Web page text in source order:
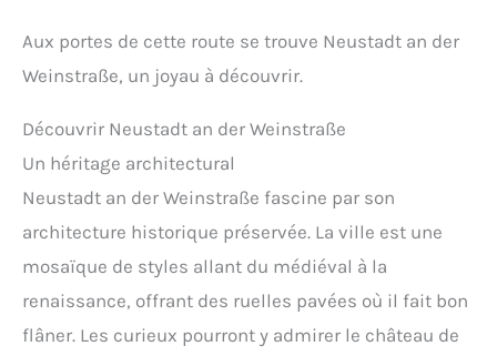
Aux portes de cette route se trouve Neustadt an der
Weinstraße, un joyau à découvrir.
Découvrir Neustadt an der Weinstraße
Un héritage architectural
Neustadt an der Weinstraße fascine par son
architecture historique préservée. La ville est une
mosaïque de styles allant du médiéval à la
renaissance, offrant des ruelles pavées où il fait bon
flâner. Les curieux pourront y admirer le château de